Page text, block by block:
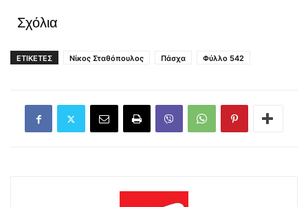
Σχόλια
ΕΤΙΚΕΤΕΣ Νίκος Σταθόπουλος Πάσχα Φύλλο 542